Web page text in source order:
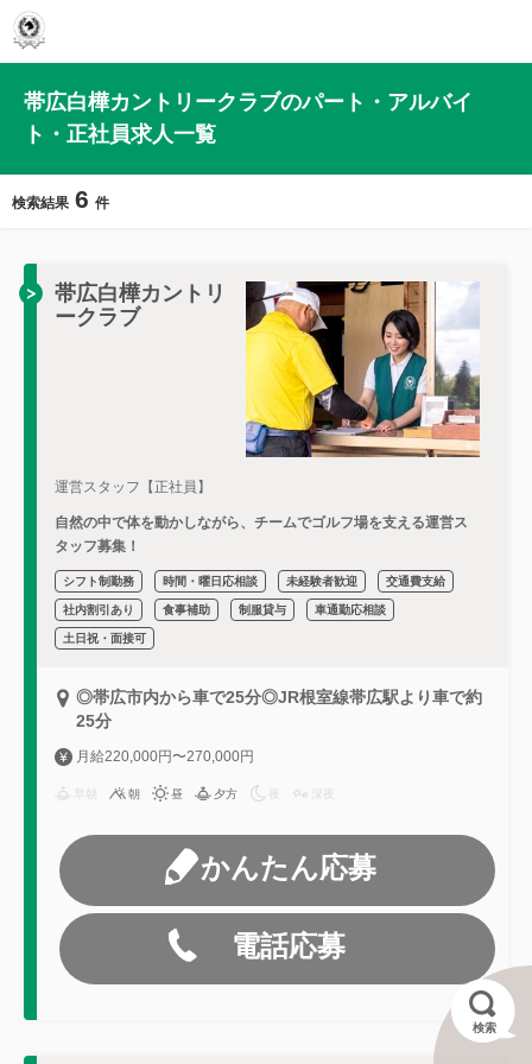
帯広白樺カントリークラブのパート・アルバイ
ト・正社員求人一覧
検索結果 6 件
帯広白樺カントリ
ークラブ
運営スタッフ【正社員】
自然の中で体を動かしながら、チームでゴルフ場を支える運営ス
タッフ募集！
シフト制勤務 時間・曜日応相談 未経験者歓迎 交通費支給
社内割引あり 食事補助 制服貸与 車通勤応相談
土日祝・面接可
◎帯広市内から車で25分◎JR根室線帯広駅より車で約
25分
月給220,000円〜270,000円
朝 昼 夕方 夜 深夜
かんたん応募
電話応募
検索